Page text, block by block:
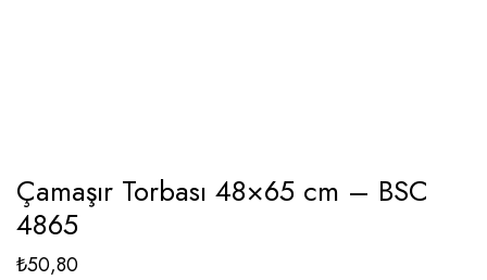
Çamaşır Torbası 48×65 cm – BSC
4865
₺50,80